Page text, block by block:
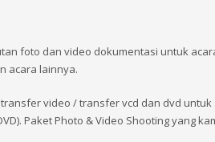
foto dan video dokumentasi untuk
acara lainnya.
video / transfer vcd dan dvd
Paket Photo & Video Shooting yang